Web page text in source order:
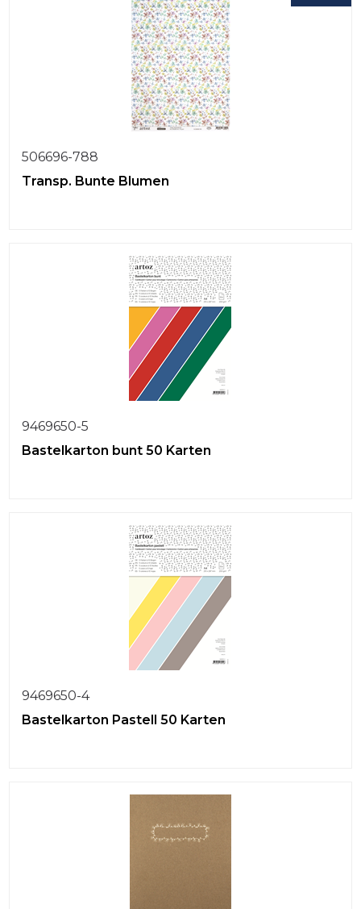
506696-788
Transp. Bunte Blumen
9469650-5
Bastelkarton bunt 50 Karten
9469650-4
Bastelkarton Pastell 50 Karten